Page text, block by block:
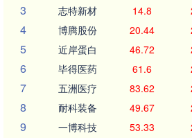
3 志特新材 14.8
4 博腾股份 20.44
5 近岸蛋白 46.72
6 毕得医药 61.6
7 五洲医疗 83.62
8 耐科装备 49.67
9 一博科技 53.33